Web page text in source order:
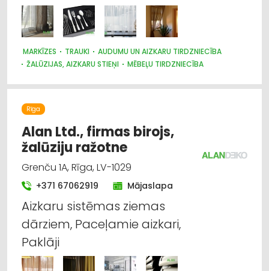
MARKĪZES TRAUKI
AUDUMU UN AIZKARU TIRDZNIECĪBA
ŽALŪZIJAS, AIZKARU STIEŅI
MĒBEĻU TIRDZNIECĪBA
APGAISMES TEHNIKAS TIRDZNIECĪBA
SUVENĪRI, DĀVANAS
Rīga
Alan Ltd., firmas birojs,
žalūziju ražotne
Grenču 1A, Rīga, LV-1029
+371 67062919 Mājaslapa
Aizkaru sistēmas ziemas
dārziem, Paceļamie aizkari,
Paklāji